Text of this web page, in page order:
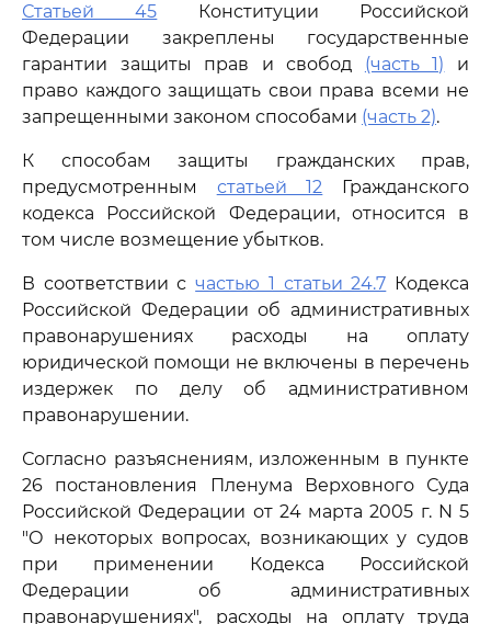
Статьей 45 Конституции Российской
Федерации закреплены государственные
гарантии защиты прав и свобод (часть 1) и
право каждого защищать свои права всеми не
запрещенными законом способами (часть 2).
К способам защиты гражданских прав,
предусмотренным статьей 12 Гражданского
кодекса Российской Федерации, относится в
том числе возмещение убытков.
В соответствии счастью 1 статьи 24.7 Кодекса
Российской Федерации об административных
правонарушениях расходы на оплату
юридической помощи не включены в перечень
издержек по делу об административном
правонарушении.
Согласно разъяснениям, изложенным в пункте
26 постановления Пленума Верховного Суда
Российской Федерации от 24 марта 2005 г. N 5
"О некоторых вопросах, возникающих у судов
при применении Кодекса Российской
Федерации об административных
правонарушениях", расходы на оплату труда